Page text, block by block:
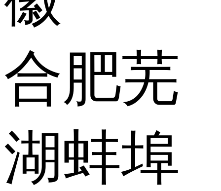
合肥芜
湖蚌埠